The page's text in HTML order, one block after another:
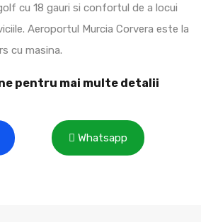
cu 18 gauri si confortul de a locui
Aeroportul Murcia Corvera este la
cu masina.
pentru mai multe detalii
Whatsapp